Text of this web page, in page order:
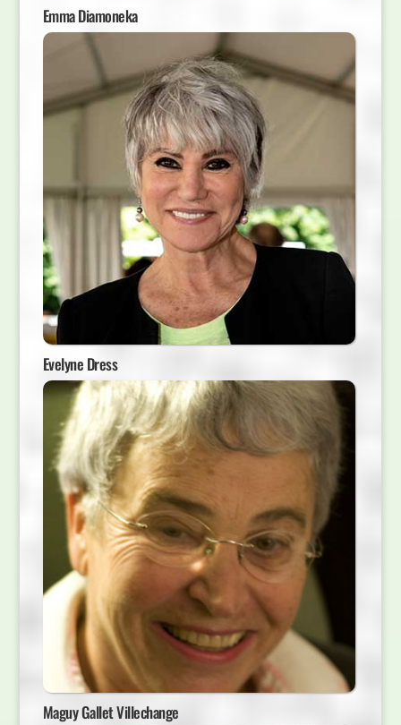
Emma Diamoneka
Evelyne Dress
Maguy Gallet Villechange